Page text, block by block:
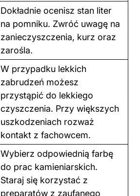
Dokładnie ocenisz stan liter
na pomniku. Zwróć uwagę na
zanieczyszczenia, kurz oraz
zarośla.
W przypadku lekkich
zabrudzeń możesz
przystąpić do lekkiego
czyszczenia. Przy większych
uszkodzeniach rozważ
kontakt z fachowcem.
Wybierz odpowiednią farbę
do prac kamieniarskich.
Staraj się korzystać z
preparatów z zaufanego